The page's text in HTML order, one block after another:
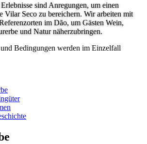
sind Anregungen, um einen
Vilar Seco zu bereichern. Wir arbeiten mit
im Dão, um Gästen Wein,
und Natur näherzubringen.
Bedingungen werden im Einzelfall